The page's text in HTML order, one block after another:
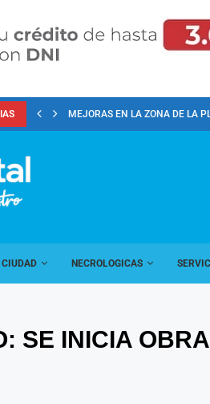
MEJORAS EN LA ZONA DE LA
CIUDAD NECROLOGICAS
SE INICIA